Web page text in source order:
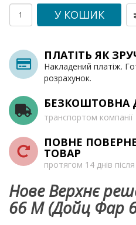
У КОШИК
ПЛАТІТЬ ЯК
Накладений платіж.
розрахунок.
БЕЗКОШТОВНА
транспортом компанії
ПОВНЕ
ТОВАР
протягом 14 днів
Нове Верхнє
66 M (Дойц Фар